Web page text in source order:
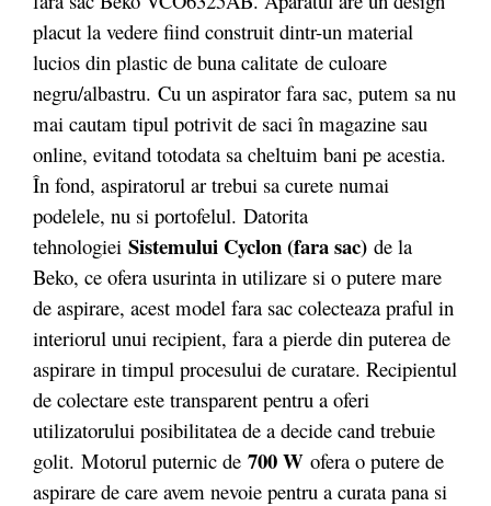
placut la vedere fiind construit dintr-un material
lucios din plastic de buna calitate de culoare
negru/albastru. Cu un aspirator fara sac, putem sa nu
mai cautam tipul potrivit de saci în magazine sau
online, evitand totodata sa cheltuim bani pe acestia.
În fond, aspiratorul ar trebui sa curete numai
podelele, nu si portofelul. Datorita
tehnologiei Sistemului Cyclon (fara sac) de la
Beko, ce ofera usurinta in utilizare si o putere mare
de aspirare, acest model fara sac colecteaza praful in
interiorul unui recipient, fara a pierde din puterea de
aspirare in timpul procesului de curatare. Recipientul
de colectare este transparent pentru a oferi
utilizatorului posibilitatea de a decide cand trebuie
golit. Motorul puternic de 700 W ofera o putere de
aspirare de care avem nevoie pentru a curata pana si